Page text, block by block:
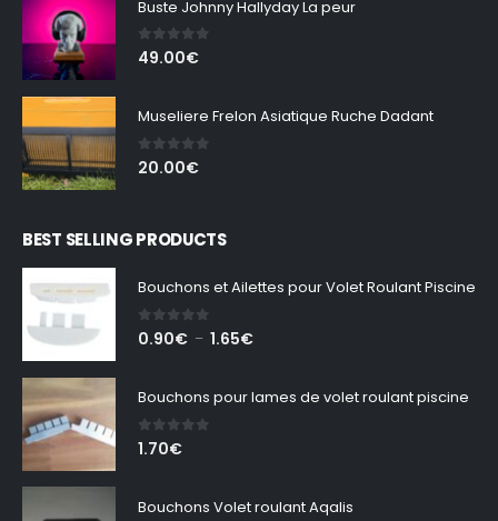
à
Buste Johnny Hallyday La peur
0 out of 5
49.00€
Museliere Frelon Asiatique Ruche Dadant
0out of 5
20.00€
BEST SELLING PRODUCTS
Bouchons et Ailettes pour Volet Roulant Piscine
0 out of 5
0.90€ – 1.65€Plage
0.90€
Bouchons pour lames de volet roulant piscine
0 out of 5
1.70€
Bouchons Volet roulant Aqalis